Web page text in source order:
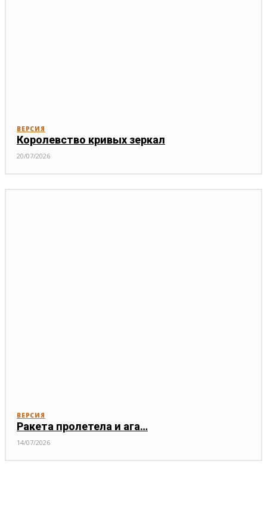
ВЕРСИЯ
Королевство кривых зеркал
20/07/2026
ВЕРСИЯ
Ракета пролетела и ага…
14/07/2026